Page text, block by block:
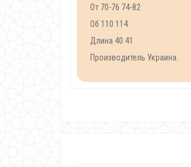
От 70-76 74-82
Об 110 114
Длина 40 41
Производитель Украина.